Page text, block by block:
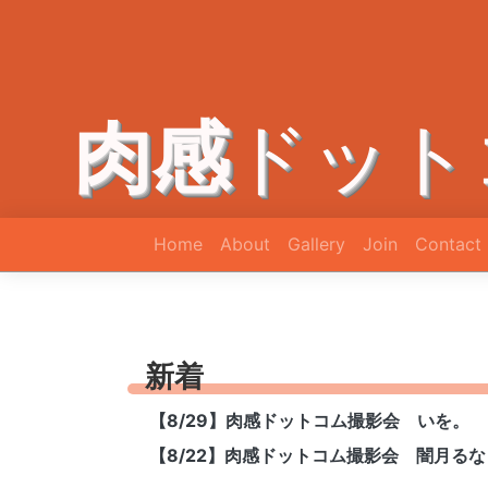
肉感ドッ
Home About Gallery Join Contact
新着
【8/29】肉感ドットコム撮影会 いを。
【8/22】肉感ドットコム撮影会 闇月るな